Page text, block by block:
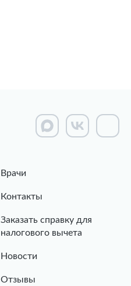
Врачи
Контакты
Заказать справку для
налогового вычета
Новости
Отзывы